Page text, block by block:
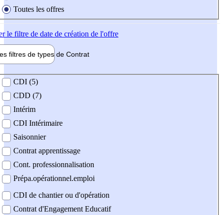
Toutes les offres
le filtre de date de création de l'offre
filtres de types de Contrat
contrat
CDI (5)
CDD (7)
Intérim
CDI Intérimaire
Saisonnier
Contrat apprentissage
Cont. professionnalisation
Prépa.opérationnel.emploi
CDI de chantier ou d'opération
Contrat d'Engagement Educatif